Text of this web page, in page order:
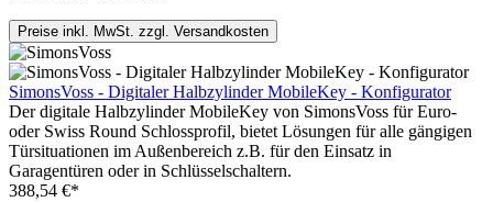
Preise inkl. MwSt. zzgl. Versandkosten
SimonsVoss - Digitaler Halbzylinder MobileKey - Konfigurator
Der digitale Halbzylinder MobileKey von SimonsVoss für Euro-
oder Swiss Round Schlossprofil, bietet Lösungen für alle gängigen
Türsituationen im Außenbereich z.B. für den Einsatz in
Garagentüren oder in Schlüsselschaltern.
388,54 €*